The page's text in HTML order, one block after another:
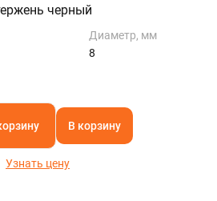
черный
Диаметр, мм
8
В корзину
Узнать цену